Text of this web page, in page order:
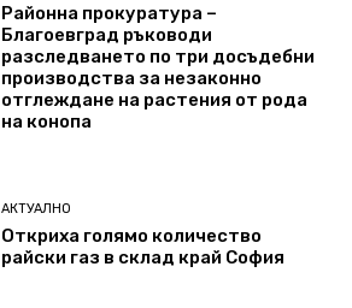
Районна прокуратура –
Благоевград ръководи
разследването по три досъдебни
производства за незаконно
отглеждане на растения от рода
на конопа
АКТУАЛНО
Откриха голямо количество
райски газ в склад край София